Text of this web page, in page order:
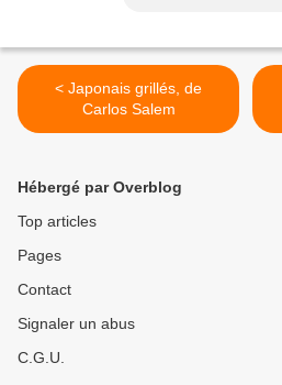
< Japonais grillés, de
Carlos Salem
Hébergé par Overblog
Top articles
Pages
Contact
Signaler un abus
C.G.U.